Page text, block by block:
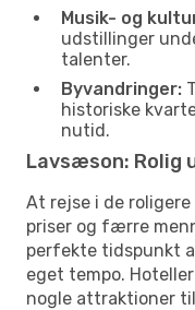
Musik- og
udstillinger
talenter.
Byvandringer:
historiske
nutid.
Lavsæson: Rolig
At rejse i de
priser og færre
perfekte tidspunkt
eget tempo.
nogle attraktioner